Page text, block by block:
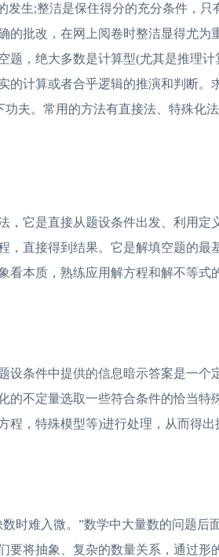
发生;整洁是保住得分的充分条件，
的批改，在网上阅卷时整洁显得尤
题，绝大多数是计算型(尤其是推理
的计算或者合乎逻辑的推演和判断。
夫。常用的方法有直接法、特殊化法
，它是直接从题设条件出发、利用定
，直接得到结果。它是解填空题的最
看本质，熟练应用解方程和解不等式
设条件中提供的信息暗示答案是一个
的不定量选取一些符合条件的恰当特
程，特殊模型等)进行处理，从而得
时难入微。”数学中大量数的问题后
要将抽象、复杂的数量关系，通过形